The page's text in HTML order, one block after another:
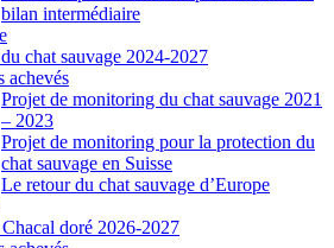
bilan intermédiaire
chat sauvage 2024-2027
achevés
Projet de monitoring du chat sauvage 2021
– 2023
Projet de monitoring pour la protection du
chat sauvage en Suisse
Le retour du chat sauvage d’Europe
doré 2026-2027